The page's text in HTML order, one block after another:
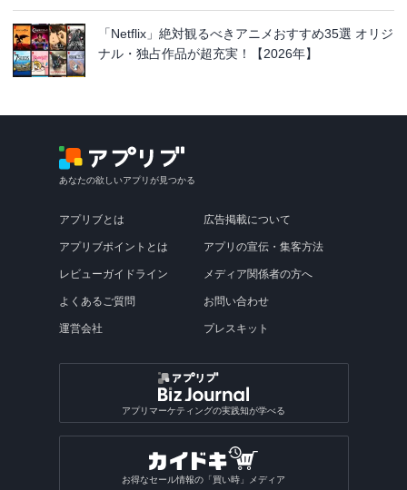
「Netflix」絶対観るべきアニメおすすめ35選 オリジ
ナル・独占作品が超充実！【2026年】
あなたの欲しいアプリが見つかる
アプリブとは
アプリブポイントとは
レビューガイドライン
よくあるご質問
運営会社
広告掲載について
アプリの宣伝・集客方法
メディア関係者の方へ
お問い合わせ
プレスキット
アプリマーケティングの実践知が学べる
お得なセール情報の「買い時」メディア